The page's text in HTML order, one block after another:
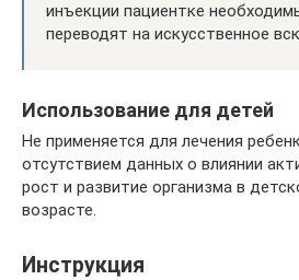
инъекции пациентке
переводят на искусственное
Использование для детей
Не применяется для лечения
отсутствием данных о влиянии
рост и развитие организма в
возрасте.
Инструкция